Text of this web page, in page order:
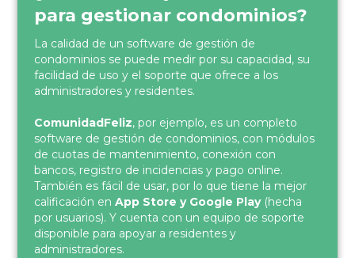
para gestionar condominios?
La calidad de un software de gestión de
condominios se puede medir por su capacidad, su
facilidad de uso y el soporte que ofrece a los
administradores y residentes.
ComunidadFeliz, por ejemplo, es un completo
software de gestión de condominios, con módulos
de cuotas de mantenimiento, conexión con
bancos, registro de incidencias y pago online.
También es fácil de usar, por lo que tiene la mejor
calificación enApp Store y Google Play (hecha
por usuarios). Y cuenta con un equipo de soporte
disponible para apoyar a residentes y
administradores.